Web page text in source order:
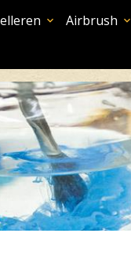
expand_more Airbrush expand_more